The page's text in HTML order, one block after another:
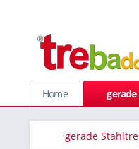
Home
gerade